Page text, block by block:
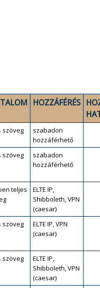
HOZZÁFÉRÉS
szöveg
szabadon
hozzáférhető
szöveg
szabadon
hozzáférhető
teljes
ELTE IP,
Shibboleth, VPN
(caesar)
szöveg
ELTE IP, VPN
(caesar)
szöveg
ELTE IP,
Shibboleth, VPN
(caesar)